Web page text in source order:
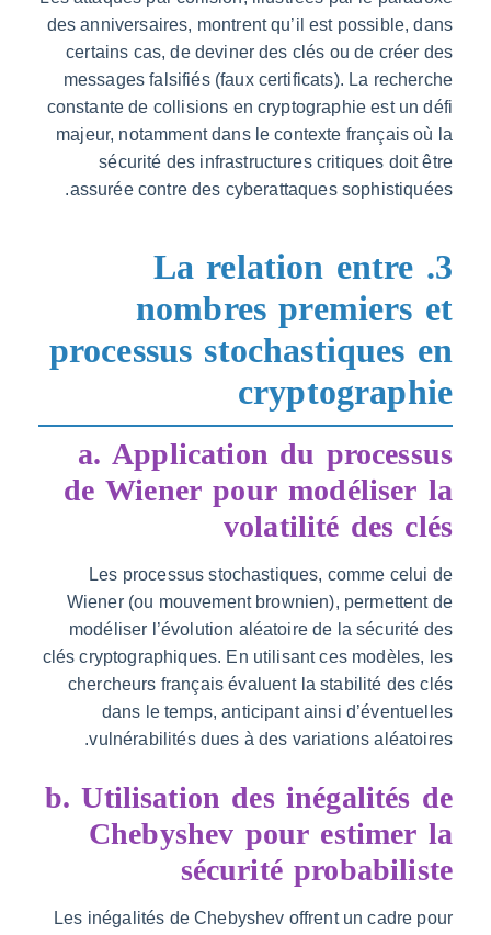
des anniversaires, montrent qu’il est
certains cas, de deviner des clés ou de
messages falsifiés (faux certificats). La
constante de collisions en cryptographie est
majeur, notamment dans le contexte
sécurité des infrastructures critiques
assurée contre des cyberattaques
3. La relation
nombres
processus
a. Application du
de Wiener pour
volatilité des
Les processus stochastiques, comme
Wiener (ou mouvement brownien),
modéliser l’évolution aléatoire de la
clés cryptographiques. En utilisant ces
chercheurs français évaluent la stabilité
dans le temps, anticipant ainsi
vulnérabilités dues à des variations
b. Utilisation des
Chebyshev pour
sécurité
Les inégalités de Chebyshev offrent un